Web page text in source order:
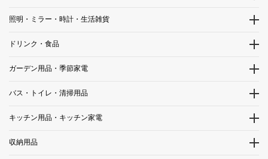
照明・ミラー・時計・生活雑貨
ドリンク・食品
ガーデン用品・季節家電
バス・トイレ・清掃用品
キッチン用品・キッチン家電
収納用品